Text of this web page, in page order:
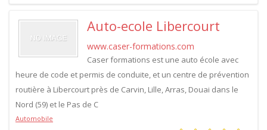
Auto-ecole Libercourt
www.caser-formations.com
Caser formations est une auto école avec
heure de code et permis de conduite, et un centre de prévention
routière à Libercourt près de Carvin, Lille, Arras, Douai dans le
Nord (59) et le Pas de C
Automobile